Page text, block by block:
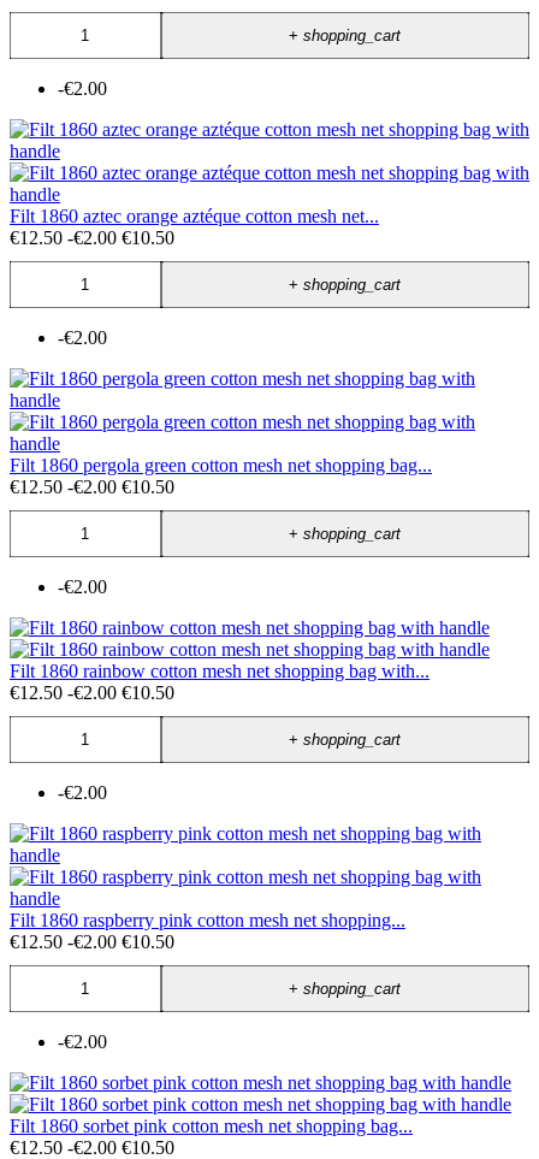
+shopping_cart
-€2.00
Filt 1860 aztec orange aztéque cotton mesh net...
€12.50 -€2.00 €10.50
+shopping_cart
-€2.00
Filt 1860 pergola green cotton mesh net shopping bag...
€12.50 -€2.00 €10.50
+shopping_cart
-€2.00
Filt 1860 rainbow cotton mesh net shopping bag with...
€12.50 -€2.00 €10.50
+shopping_cart
-€2.00
Filt 1860 raspberry pink cotton mesh net shopping...
€12.50 -€2.00 €10.50
+shopping_cart
-€2.00
Filt 1860 sorbet pink cotton mesh net shopping bag...
€12.50 -€2.00 €10.50